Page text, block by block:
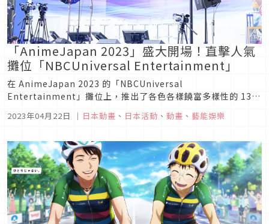
「AnimeJapan 2023」盛大開場！直擊人氣
攤位「NBCUniversal Entertainment」
在 AnimeJapan 2023 的「NBCUniversal
Entertainment」攤位上，推出了各色各樣饒富多樣性的 13
的魔劍使》、《聖者無雙~上班族的異世界生存之道 ~》、《天
2023年04月22日 ｜ 日本動畫 、 日本活動 、 動畫 、 藝能娛樂